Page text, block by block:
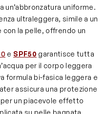
uniforme.
ultraleggera, simile a un
la pelle, offrendo un
e SPF50 garantisce tutta
per il corpo leggera
formula bi-fasica leggera e
assicura una protezione
un piacevole effetto
su pelle bagnata.